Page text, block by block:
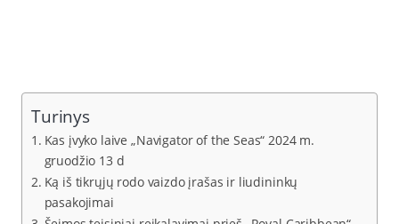
Turinys
Kas įvyko laive „Navigator of the Seas“ 2024 m.
gruodžio 13 d
Ką iš tikrųjų rodo vaizdo įrašas ir liudininkų
pasakojimai